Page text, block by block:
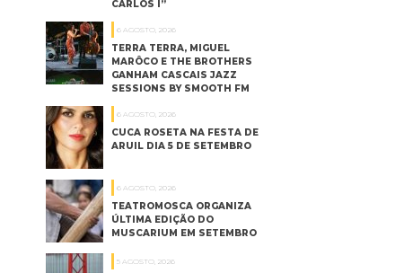
CARLOS I”
6 AGOSTO, 2026
TERRA TERRA, MIGUEL
MARÔCO E THE BROTHERS
GANHAM CASCAIS JAZZ
SESSIONS BY SMOOTH FM
6 AGOSTO, 2026
CUCA ROSETA NA FESTA DE
ARUIL DIA 5 DE SETEMBRO
6 AGOSTO, 2026
TEATROMOSCA ORGANIZA
ÚLTIMA EDIÇÃO DO
MUSCARIUM EM SETEMBRO
5 AGOSTO, 2026